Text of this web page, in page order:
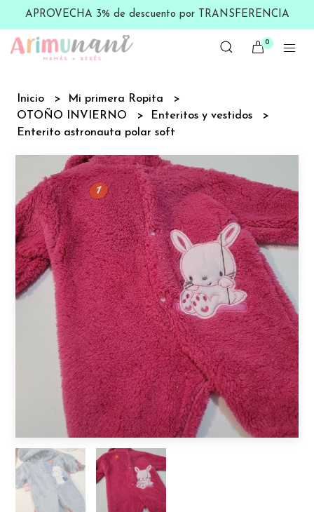
APROVECHA 3% de descuento por TRANSFERENCIA
0
Inicio
Mi primera Ropita
OTOÑO INVIERNO
Enteritos y vestidos
Enterito astronauta polar soft